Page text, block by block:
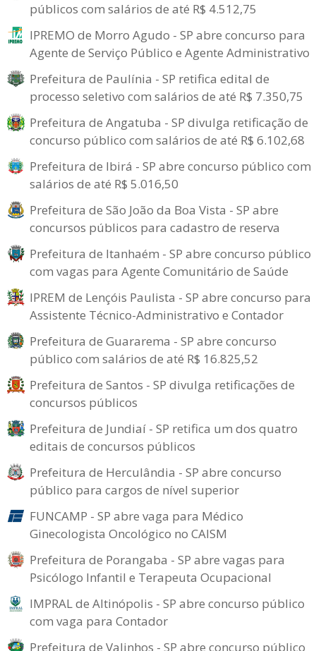
públicos com salários de até R$ 4.512,75
IPREMO de Morro Agudo - SP abre concurso para
Agente de Serviço Público e Agente Administrativo
Prefeitura de Paulínia - SP retifica edital de
processo seletivo com salários de até R$ 7.350,75
Prefeitura de Angatuba - SP divulga retificação de
concurso público com salários de até R$ 6.102,68
Prefeitura de Ibirá - SP abre concurso público com
salários de até R$ 5.016,50
Prefeitura de São João da Boa Vista - SP abre
concursos públicos para cadastro de reserva
Prefeitura de Itanhaém - SP abre concurso público
com vagas para Agente Comunitário de Saúde
IPREM de Lençóis Paulista - SP abre concurso para
Assistente Técnico-Administrativo e Contador
Prefeitura de Guararema - SP abre concurso
público com salários de até R$ 16.825,52
Prefeitura de Santos - SP divulga retificações de
concursos públicos
Prefeitura de Jundiaí - SP retifica um dos quatro
editais de concursos públicos
Prefeitura de Herculândia - SP abre concurso
público para cargos de nível superior
FUNCAMP - SP abre vaga para Médico
Ginecologista Oncológico no CAISM
Prefeitura de Porangaba - SP abre vagas para
Psicólogo Infantil e Terapeuta Ocupacional
IMPRAL de Altinópolis - SP abre concurso público
com vaga para Contador
Prefeitura de Valinhos - SP abre concurso público